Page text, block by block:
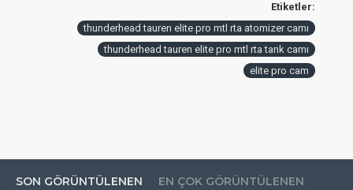
Etiketler:
thunderhead tauren elite pro mtl rta atomizer camı
thunderhead tauren elite pro mtl rta tank camı
elite pro cam
SON GÖRÜNTÜLENEN EN ÇOK GÖRÜNTÜLENEN